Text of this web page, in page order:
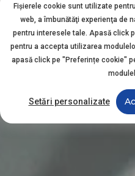
Fișierele cookie sunt utilizate
web, a îmbunătăţi experienţa de
pentru interesele tale. Apasă click
pentru a accepta utilizarea
apasă click pe "Preferințe cookie"
Setări personalizate